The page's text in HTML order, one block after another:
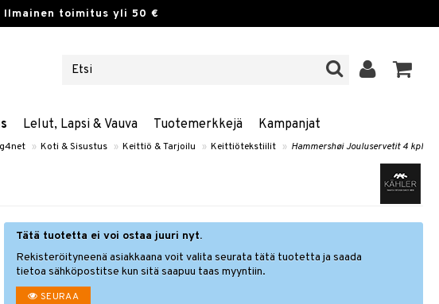
Ilmainen toimitus yli 50 €
Lelut, Lapsi & Vauva Tuotemerkkejä Kampanjat
» Koti & Sisustus » Keittiö & Tarjoilu » Keittiötekstiilit » Hammershøi Jouluservetit 4 kpl
Tätä tuotetta ei voi ostaa juuri nyt.
Rekisteröityneenä asiakkaana voit valita seurata tätä tuotetta ja saada
tietoa sähköpostitse kun sitä saapuu taas myyntiin.
SEURAA